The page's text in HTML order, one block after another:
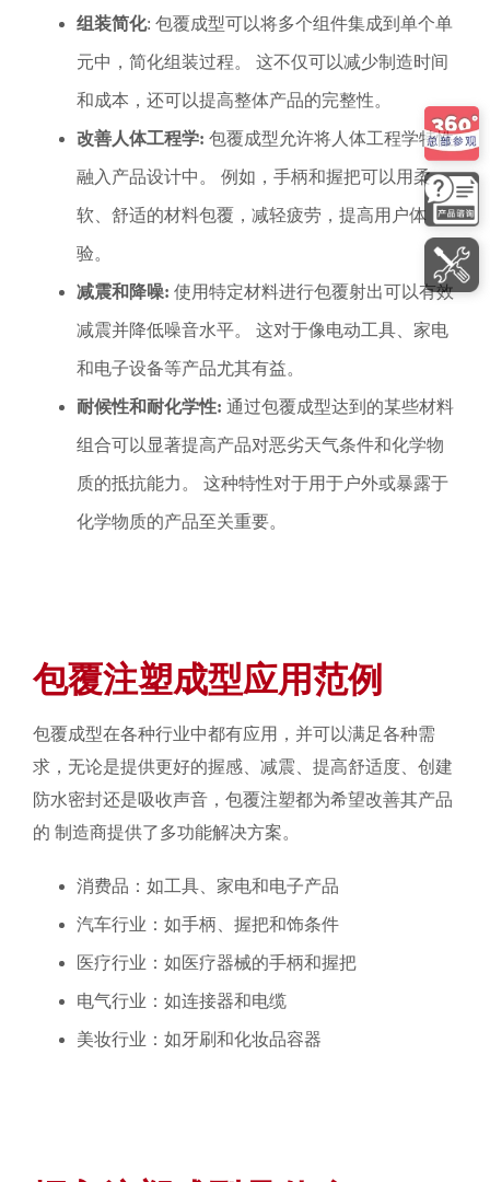
组装简化: 包覆成型可以将多个组件集成到单个单
元中，简化组装过程。 这不仅可以减少制造时间
和成本，还可以提高整体产品的完整性。
改善人体工程学: 包覆成型允许将人体工程学特性
融入产品设计中。 例如，手柄和握把可以用柔
软、舒适的材料包覆，减轻疲劳，提高用户体
验。
减震和降噪: 使用特定材料进行包覆射出可以有效
减震并降低噪音水平。 这对于像电动工具、家电
和电子设备等产品尤其有益。
耐候性和耐化学性: 通过包覆成型达到的某些材料
组合可以显著提高产品对恶劣天气条件和化学物
质的抵抗能力。 这种特性对于用于户外或暴露于
化学物质的产品至关重要。
包覆注塑成型应用范例
包覆成型在各种行业中都有应用，并可以满足各种需
求，无论是提供更好的握感、减震、提高舒适度、创建
防水密封还是吸收声音，包覆注塑都为希望改善其产品
的 制造商提供了多功能解决方案。
消费品：如工具、家电和电子产品
汽车行业：如手柄、握把和饰条件
医疗行业：如医疗器械的手柄和握把
电气行业：如连接器和电缆
美妆行业：如牙刷和化妆品容器